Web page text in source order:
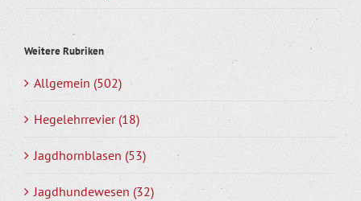
Weitere Rubriken
Allgemein (502)
Hegelehrrevier (18)
Jagdhornblasen (53)
Jagdhundewesen (32)